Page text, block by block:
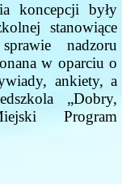
koncepcji były
stanowiące
nadzoru
w oparciu o
ankiety, a
„Dobry,
Program